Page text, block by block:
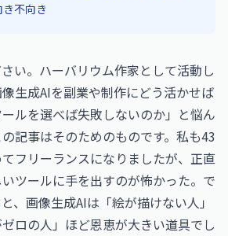
不向き
い。ハーバリウム作家として活動し
生成AIを副業や制作にどう活かせば
ルを選べば失敗しないのか」と悩ん
記事はそのためのものです。私も43
フリーランスになりましたが、正直
ツールに手を出すのが怖かった。で
、画像生成AIは「絵が描けない人」
ゼロの人」ほど恩恵が大きい道具でし